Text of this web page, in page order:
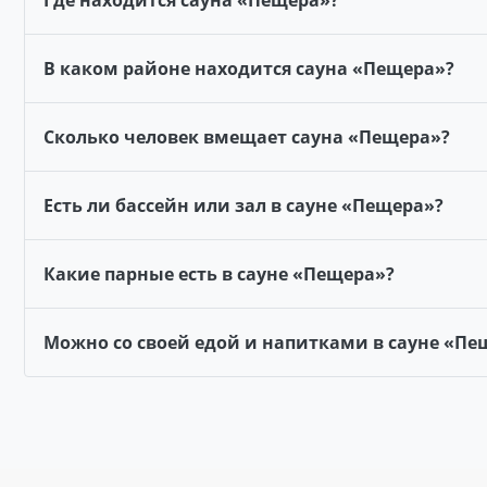
В каком районе находится сауна «Пещера»?
Сколько человек вмещает сауна «Пещера»?
Есть ли бассейн или зал в сауне «Пещера»?
Какие парные есть в сауне «Пещера»?
Можно со своей едой и напитками в сауне